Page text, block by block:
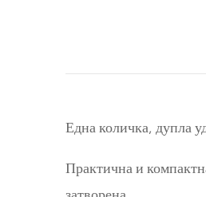
Една количка, дупла
Практична и